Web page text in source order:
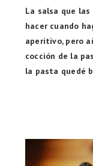
La salsa que
hacer cuando
aperitivo, pero
cocción de la
la pasta quedé